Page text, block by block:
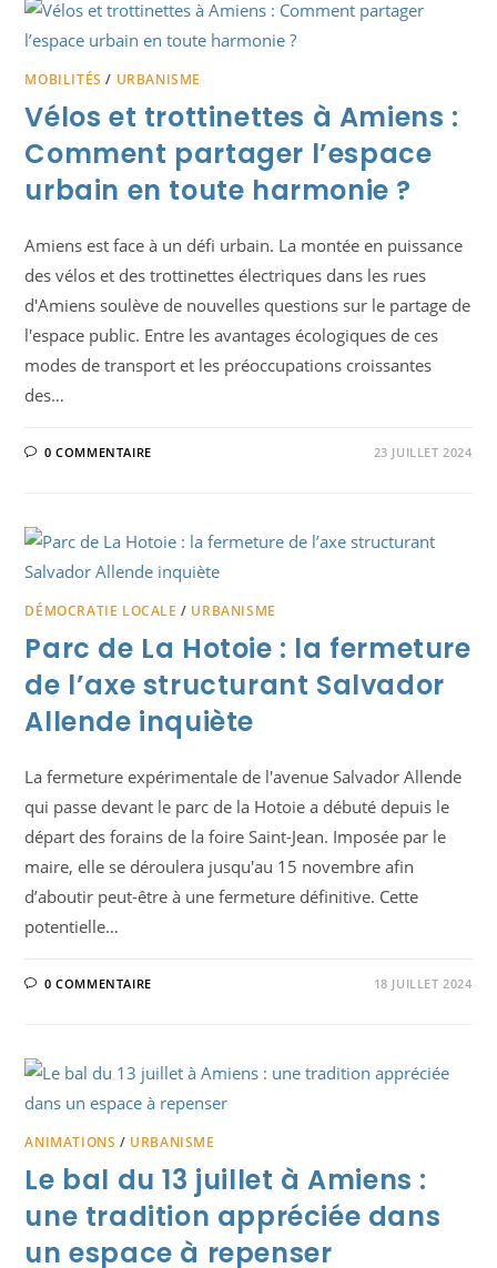
MOBILITÉS / URBANISME
Vélos et trottinettes à Amiens :
Comment partager l’espace
urbain en toute harmonie ?
Amiens est face à un défi urbain. La montée en puissance
des vélos et des trottinettes électriques dans les rues
d'Amiens soulève de nouvelles questions sur le partage de
l'espace public. Entre les avantages écologiques de ces
modes de transport et les préoccupations croissantes
des…
0 COMMENTAIRE 23 JUILLET 2024
DÉMOCRATIE LOCALE / URBANISME
Parc de La Hotoie : la fermeture
de l’axe structurant Salvador
Allende inquiète
La fermeture expérimentale de l'avenue Salvador Allende
qui passe devant le parc de la Hotoie a débuté depuis le
départ des forains de la foire Saint-Jean. Imposée par le
maire, elle se déroulera jusqu'au 15 novembre afin
d’aboutir peut-être à une fermeture définitive. Cette
potentielle…
0 COMMENTAIRE 18 JUILLET 2024
ANIMATIONS / URBANISME
Le bal du 13 juillet à Amiens :
une tradition appréciée dans
un espace à repenser